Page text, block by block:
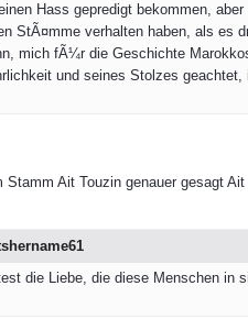
Hass gepredigt bekommen,
StÃ¤mme verhalten haben, als es
mich fÃ¼r die Geschichte
und seines Stolzes
Ait Touzin genauer gesagt
die Liebe, die diese Menschen in